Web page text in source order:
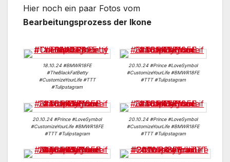
Hier noch ein paar Fotos vom
Bearbeitungsprozess der Ikone
18.10.24 #BMWR18FE
#TheBlackFatBetty
#CustomizeYourLife #TTT
#Tulipstagram
20.10.24 #Prince #LoveSymbol
#CustomizeYourLife #BMWR18FE
#TTT #Tulipstagram
20.10.24 #Prince #LoveSymbol
#CustomizeYourLife #BMWR18FE
#TTT #Tulipstagram
20.10.24 #Prince #LoveSymbol
#CustomizeYourLife #BMWR18FE
#TTT #Tulipstagram